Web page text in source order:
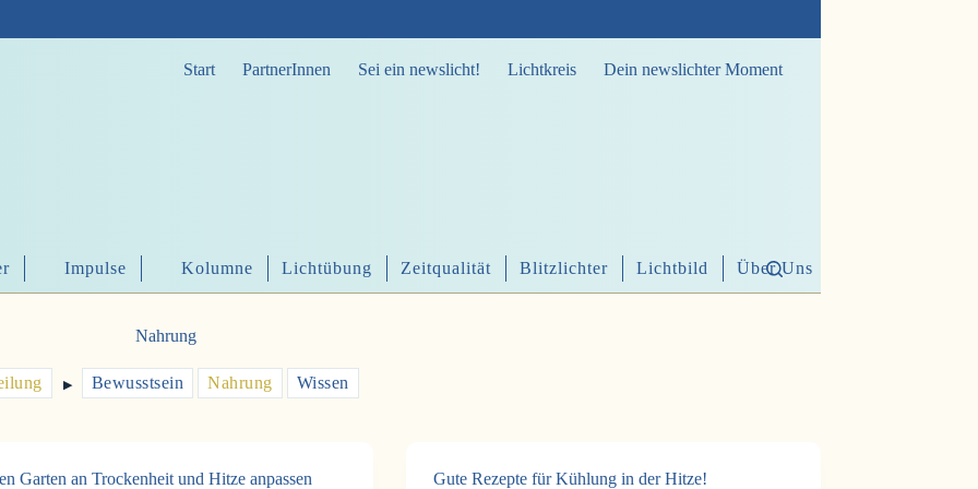
Start PartnerInnen Sei ein newslicht! Lichtkreis Dein newslichter Moment
Impulse Kolumne Lichtübung Zeitqualität Blitzlichter Lichtbild Über Uns
Nahrung
▶︎ Bewusstsein Nahrung Wissen
Garten an Trockenheit und Hitze anpassen
Gute Rezepte für Kühlung in der Hitze!